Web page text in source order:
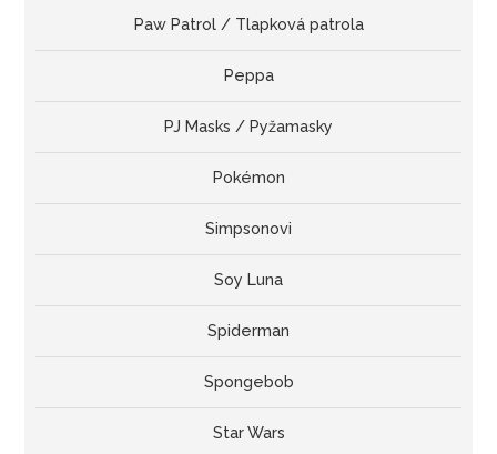
Paw Patrol / Tlapková patrola
Peppa
PJ Masks / Pyžamasky
Pokémon
Simpsonovi
Soy Luna
Spiderman
Spongebob
Star Wars